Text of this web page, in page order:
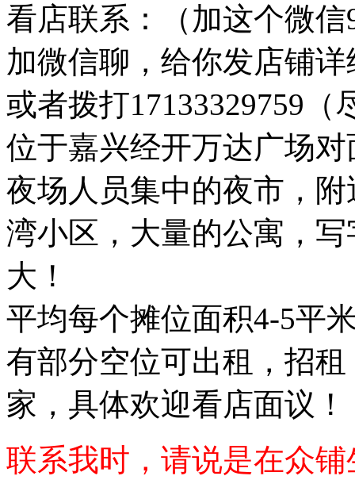
看店联系：（加这个微
加微信聊，给你发店铺
或者拨打17133329759（
位于嘉兴经开万达广场
夜场人员集中的夜市，
湾小区，大量的公寓，
大！
平均每个摊位面积4-5平
有部分空位可出租，招
家，具体欢迎看店面议！
联系我时，请说是在众